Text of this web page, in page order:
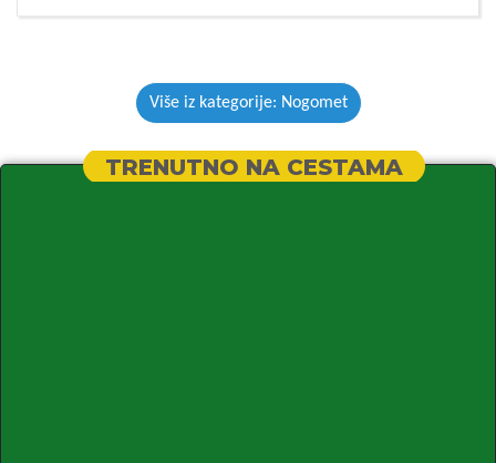
Više iz kategorije: Nogomet
TRENUTNO NA CESTAMA